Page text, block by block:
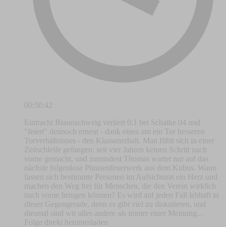
00:50:42
Eintracht Braunschweig verliert 0:1 bei Schalke 04 und
"feiert" dennoch erneut - dank eines um ein Tor besseren
Torverhältnisses - den Klassenerhalt. Man fühlt sich in einer
Zeitschleife gefangen: seit vier Jahren keinen Schritt nach
vorne gemacht, und zumindest Thomas wartet nur auf das
nächste folgenlose Phrasenfeuerwerk aus dem Kubus. Wann
fassen sich bestimmte Personen im Aufsichtsrat ein Herz und
machen den Weg frei für Menschen, die den Verein wirklich
nach vorne bringen können? Es wird auf jeden Fall lebhaft in
dieser Gegengerade, denn es gibt viel zu diskutieren, und
diesmal sind wir alles andere als immer einer Meinung...
Folge direkt herunterladen